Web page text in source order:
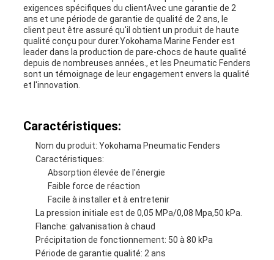
exigences spécifiques du clientAvec une garantie de 2
ans et une période de garantie de qualité de 2 ans, le
client peut être assuré qu'il obtient un produit de haute
qualité conçu pour durer.Yokohama Marine Fender est
leader dans la production de pare-chocs de haute qualité
depuis de nombreuses années., et les Pneumatic Fenders
sont un témoignage de leur engagement envers la qualité
et l'innovation.
Caractéristiques:
Nom du produit: Yokohama Pneumatic Fenders
Caractéristiques:
Absorption élevée de l'énergie
Faible force de réaction
Facile à installer et à entretenir
La pression initiale est de 0,05 MPa/0,08 Mpa,50 kPa.
Flanche: galvanisation à chaud
Précipitation de fonctionnement: 50 à 80 kPa
Période de garantie qualité: 2 ans